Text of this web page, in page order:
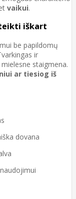
vaikui.
iškart
be papildomų
ir
staigmena.
ar tiesiog iš
dovana